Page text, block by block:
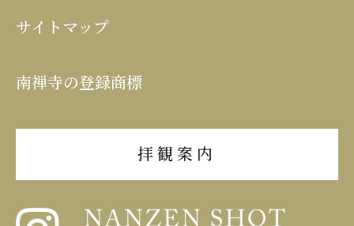
サイトマップ
南禅寺の登録商標
拝観案内